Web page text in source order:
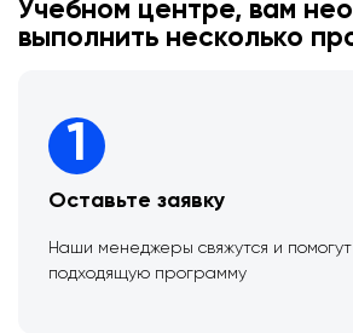
Учебном центре, вам
выполнить несколько
1
Оставьте заявку
Наши менеджеры свяжутся и
подходящую программу